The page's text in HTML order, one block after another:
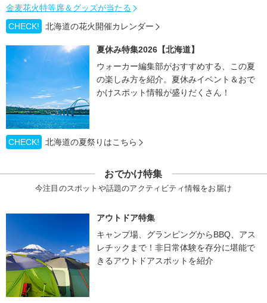
金麦花火特等席＆グッズが当たる
CHECK!
北海道の花火開催カレンダー
夏休み特集2026【北海道】
ウォーカー編集部がおすすめする、この夏
の楽しみ方を紹介。夏休みイベント＆おで
かけスポット情報が盛りだくさん！
CHECK! 北海道の夏祭りはこちら
おでかけ特集
今注目のスポットや話題のアクティビティ情報をお届け
アウトドア特集
キャンプ場、グランピングからBBQ、アス
レチックまで！非日常体験を存分に堪能で
きるアウトドアスポットを紹介